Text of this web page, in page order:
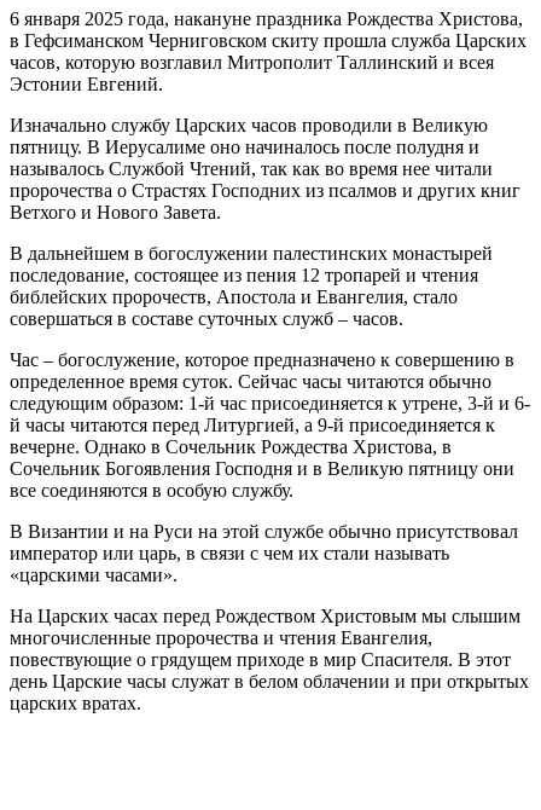
6 января 2025 года, накануне праздника Рождества Христова,
в Гефсиманском Черниговском скиту прошла служба Царских
часов, которую возглавил Митрополит Таллинский и всея
Эстонии Евгений.
Изначально службу Царских часов проводили в Великую
пятницу. В Иерусалиме оно начиналось после полудня и
называлось Службой Чтений, так как во время нее читали
пророчества о Страстях Господних из псалмов и других книг
Ветхого и Нового Завета.
В дальнейшем в богослужении палестинских монастырей
последование, состоящее из пения 12 тропарей и чтения
библейских пророчеств, Апостола и Евангелия, стало
совершаться в составе суточных служб – часов.
Час – богослужение, которое предназначено к совершению в
определенное время суток. Сейчас часы читаются обычно
следующим образом: 1-й час присоединяется к утрене, 3-й и 6-
й часы читаются перед Литургией, а 9-й присоединяется к
вечерне. Однако в Сочельник Рождества Христова, в
Сочельник Богоявления Господня и в Великую пятницу они
все соединяются в особую службу.
В Византии и на Руси на этой службе обычно присутствовал
император или царь, в связи с чем их стали называть
«царскими часами».
На Царских часах перед Рождеством Христовым мы слышим
многочисленные пророчества и чтения Евангелия,
повествующие о грядущем приходе в мир Спасителя. В этот
день Царские часы служат в белом облачении и при открытых
царских вратах.